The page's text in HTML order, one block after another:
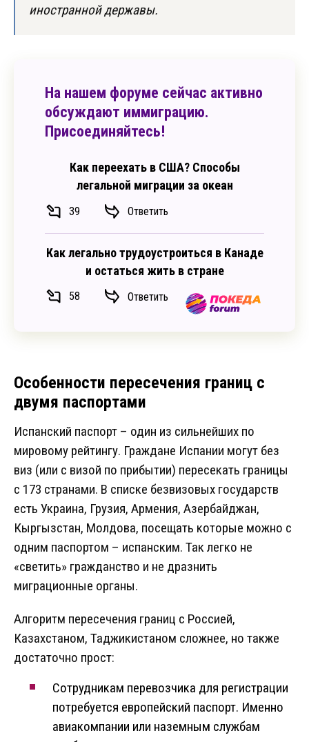
иностранной державы.
На нашем форуме сейчас активно
обсуждают иммиграцию.
Присоединяйтесь!
Как переехать в США? Способы
легальной миграции за океан
39 Ответить
Как легально трудоустроиться в Канаде
и остаться жить в стране
58 Ответить
Особенности пересечения границ с
двумя паспортами
Испанский паспорт – один из сильнейших по
мировому рейтингу. Граждане Испании могут без
виз (или с визой по прибытии) пересекать границы
с 173 странами. В списке безвизовых государств
есть Украина, Грузия, Армения, Азербайджан,
Кыргызстан, Молдова, посещать которые можно с
одним паспортом – испанским. Так легко не
«светить» гражданство и не дразнить
миграционные органы.
Алгоритм пересечения границ с Россией,
Казахстаном, Таджикистаном сложнее, но также
достаточно прост:
Сотрудникам перевозчика для регистрации
потребуется европейский паспорт. Именно
авиакомпании или наземным службам